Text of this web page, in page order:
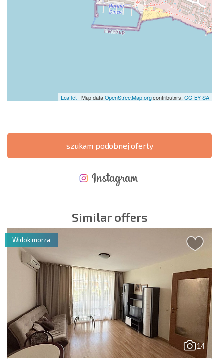
Leaflet | Map dataOpenStreetMap.orgcontributors, CC-BY-SA
szukam podobnej oferty
Similar offers
14
Widok morza